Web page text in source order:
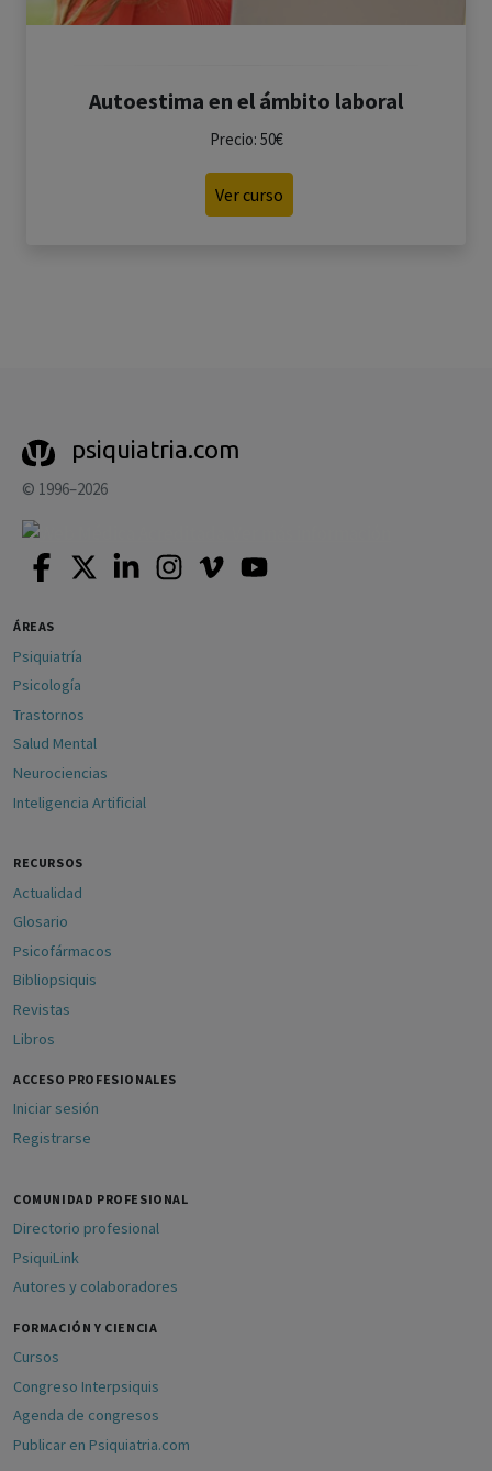
Autoestima en el ámbito laboral
Precio: 50€
Ver curso
psiquiatria.com
© 1996–2026
ÁREAS
Psiquiatría
Psicología
Trastornos
Salud Mental
Neurociencias
Inteligencia Artificial
RECURSOS
Actualidad
Glosario
Psicofármacos
Bibliopsiquis
Revistas
Libros
ACCESO PROFESIONALES
Iniciar sesión
Registrarse
COMUNIDAD PROFESIONAL
Directorio profesional
PsiquiLink
Autores y colaboradores
FORMACIÓN Y CIENCIA
Cursos
Congreso Interpsiquis
Agenda de congresos
Publicar en Psiquiatria.com